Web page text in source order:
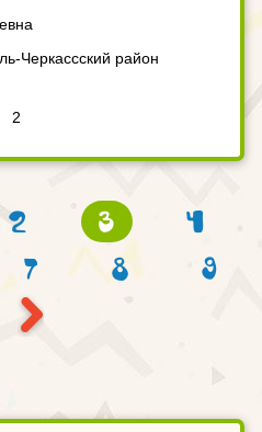
Черкассский район
2
2 3
4
7 8 9